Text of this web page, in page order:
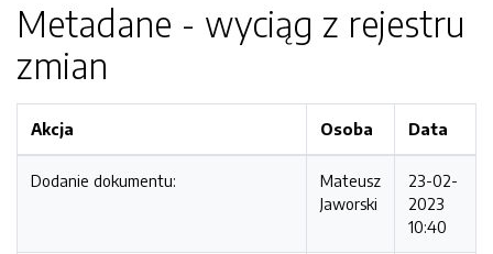
Metadane - wyciąg z rejestru
zmian
Akcja Osoba Data
Dodanie dokumentu:
Mateusz
Jaworski
23-02-
2023
10:40